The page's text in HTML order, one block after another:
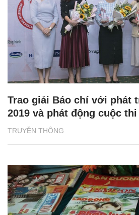
TRUYỀN THÔNG
Trao giải Báo chí với phát
2019 và phát động cuộc thi